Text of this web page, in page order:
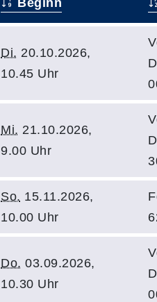
Beginn
Di. 20.10.2026,
10.45 Uhr
Mi. 21.10.2026,
9.00 Uhr
So. 15.11.2026,
10.00 Uhr
Do. 03.09.2026,
10.30 Uhr